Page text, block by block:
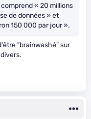
« 20 millions
de données » et
150 000 par jour ».
"brainwashé" sur